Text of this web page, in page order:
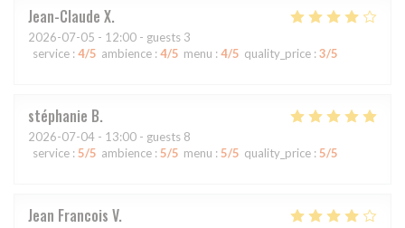
Jean-Claude X
2026-07-05 - 12:00 - guests 3
service : 4/5 ambience : 4/5 menu : 4/5 quality_price : 3/5
stéphanie B
2026-07-04 - 13:00 - guests 8
service : 5/5 ambience : 5/5 menu : 5/5 quality_price : 5/5
Jean Francois V